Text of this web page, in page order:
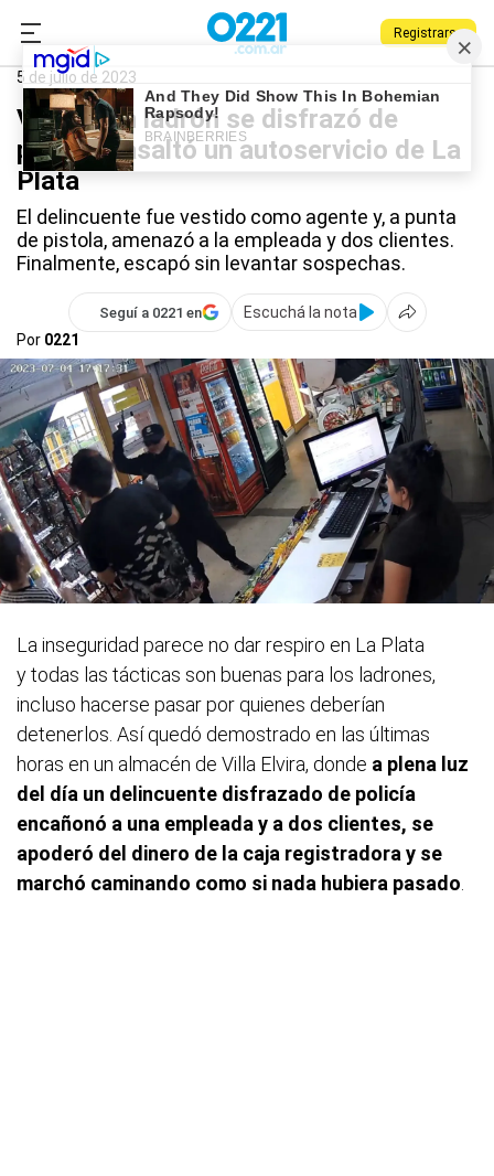
Registrarse
0221.com.ar
5 de julio de 2023
VIDEO: Un ladrón se disfrazó de
policía y asaltó un autoservicio de La
Plata
El delincuente fue vestido como agente y, a punta
de pistola, amenazó a la empleada y dos clientes.
Finalmente, escapó sin levantar sospechas.
Seguí a 0221 en
Escuchá la nota
Por 0221
La inseguridad parece no dar respiro en La Plata
y todas las tácticas son buenas para los ladrones,
incluso hacerse pasar por quienes deberían
detenerlos. Así quedó demostrado en las últimas
horas en un almacén de Villa Elvira, donde a plena luz
del día un delincuente disfrazado de policía
encañonó a una empleada y a dos clientes, se
apoderó del dinero de la caja registradora y se
marchó caminando como si nada hubiera pasado